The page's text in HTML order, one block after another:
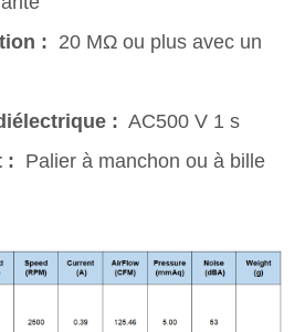
: 20 MΩ ou plus avec un
: AC500 V 1 s
: Palier à manchon ou à bille